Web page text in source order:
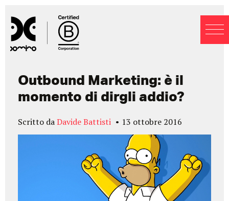
Blog
Outbound Marketing: è il
momento di dirgli addio?
Scritto daDavide Battisti 13 ottobre 2016